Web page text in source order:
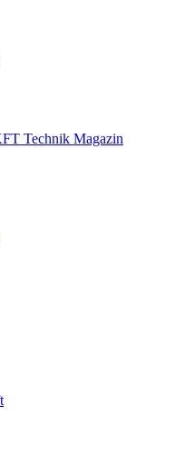
Technik Magazin